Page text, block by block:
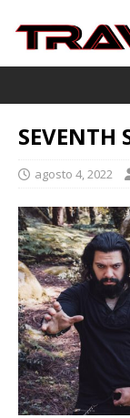
SEVENTH
agosto 4, 2022